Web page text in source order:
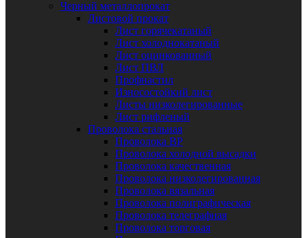
Черный металлопрокат
Листовой прокат
Лист горячекатаный
Лист холоднокатаный
Лист оцинкованный
Лист ПВЛ
Профнастил
Износостойкий лист
Листы низколегированные
Лист рифленый
Проволока стальная
Проволока ВР
Проволока холодной высадки
Проволока качественная
Проволока низколегированная
Проволока вязальная
Проволока полиграфическая
Проволока телеграфная
Проволока торговая